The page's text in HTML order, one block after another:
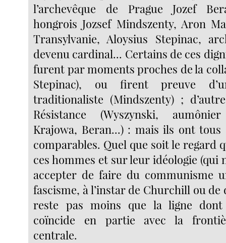
l’archevêque de Prague Jozef
hongrois Jozsef Mindszenty, Aron
Transylvanie, Aloysius Stepinac,
devenu cardinal... Certains de ces
furent par moments proches de la
Stepinac), ou firent preuve
traditionaliste (Mindszenty) ;
Résistance (Wyszynski,
Krajowa, Beran...) : mais ils ont
comparables. Quel que soit le regard
ces hommes et sur leur idéologie (qui
accepter de faire du communisme
fascisme, à l’instar de Churchill ou de
reste pas moins que la ligne
coïncide en partie avec la
centrale.